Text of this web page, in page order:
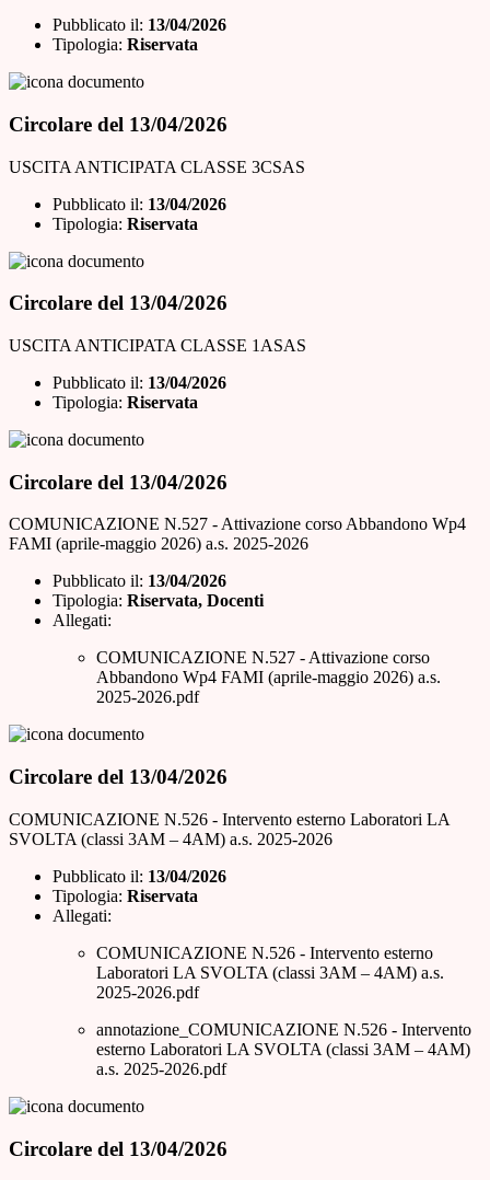
Pubblicato il: 13/04/2026
Tipologia: Riservata
Circolare del 13/04/2026
USCITA ANTICIPATA CLASSE 3CSAS
Pubblicato il: 13/04/2026
Tipologia: Riservata
Circolare del 13/04/2026
USCITA ANTICIPATA CLASSE 1ASAS
Pubblicato il: 13/04/2026
Tipologia: Riservata
Circolare del 13/04/2026
COMUNICAZIONE N.527 - Attivazione corso Abbandono Wp4
FAMI (aprile-maggio 2026) a.s. 2025-2026
Pubblicato il: 13/04/2026
Tipologia: Riservata, Docenti
Allegati:
COMUNICAZIONE N.527 - Attivazione corso
Abbandono Wp4 FAMI (aprile-maggio 2026) a.s.
2025-2026.pdf
Circolare del 13/04/2026
COMUNICAZIONE N.526 - Intervento esterno Laboratori LA
SVOLTA (classi 3AM – 4AM) a.s. 2025-2026
Pubblicato il: 13/04/2026
Tipologia: Riservata
Allegati:
COMUNICAZIONE N.526 - Intervento esterno
Laboratori LA SVOLTA (classi 3AM – 4AM) a.s.
2025-2026.pdf
annotazione_COMUNICAZIONE N.526 - Intervento
esterno Laboratori LA SVOLTA (classi 3AM – 4AM)
a.s. 2025-2026.pdf
Circolare del 13/04/2026